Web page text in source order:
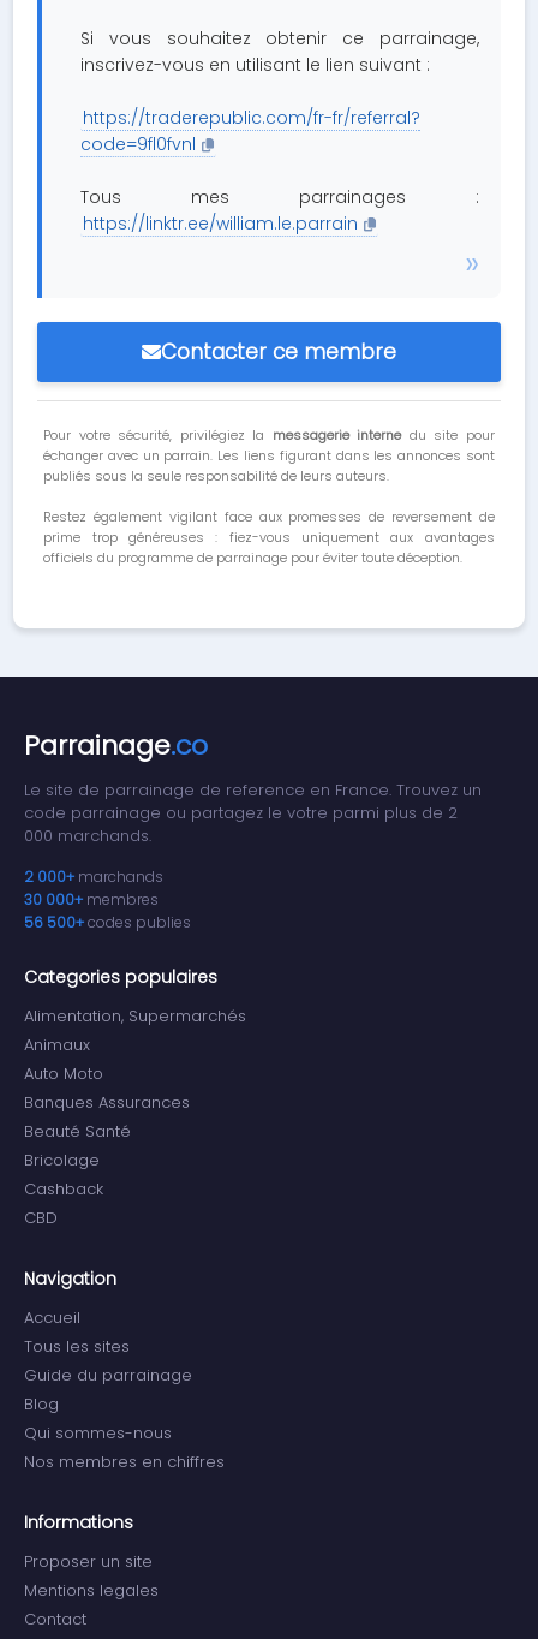
Si vous souhaitez obtenir ce parrainage,
inscrivez-vous en utilisant le lien suivant :
https://traderepublic.com/fr-fr/referral?
code=9fl0fvnl
Tous mes parrainages :
https://linktr.ee/william.le.parrain
Contacter ce membre
Pour votre sécurité, privilégiez la messagerie internedu site pour
échanger avec un parrain. Les liens figurant dans les annonces sont
publiés sous la seule responsabilité de leurs auteurs.
Restez également vigilant face aux promesses de reversement de
prime trop généreuses : fiez-vous uniquement aux avantages
officiels du programme de parrainage pour éviter toute déception.
Parrainage.co
Le site de parrainage de reference en France. Trouvez un
code parrainage ou partagez le votre parmi plus de 2
000 marchands.
2 000+ marchands
30 000+ membres
56 500+codes publies
Categories populaires
Alimentation, Supermarchés
Animaux
Auto Moto
Banques Assurances
Beauté Santé
Bricolage
Cashback
CBD
Navigation
Accueil
Tous les sites
Guide du parrainage
Blog
Qui sommes-nous
Nos membres en chiffres
Informations
Proposer un site
Mentions legales
Contact